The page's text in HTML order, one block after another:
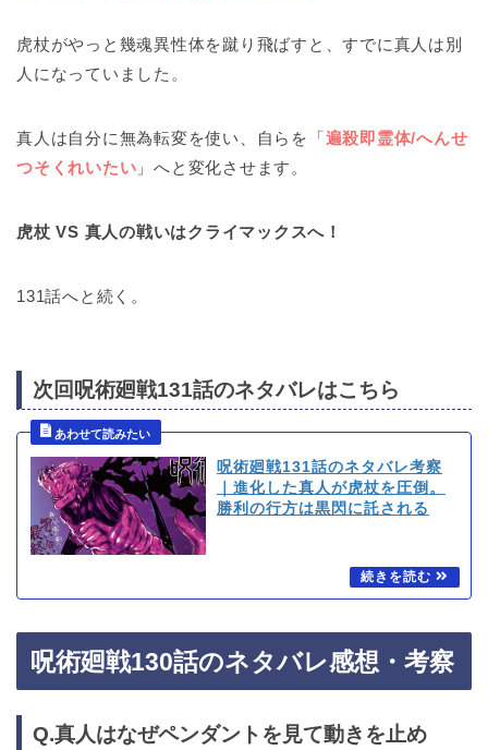
虎杖がやっと幾魂異性体を蹴り飛ばすと、すでに真人は別
人になっていました。
真人は自分に無為転変を使い、自らを「遍殺即霊体/へんせ
つそくれいたい 」へと変化させます。
虎杖 VS 真人の戦いはクライマックスへ！
131話へと続く。
次回呪術廻戦131話のネタバレはこちら
呪術廻戦131話のネタバレ考察
｜進化した真人が虎杖を圧倒。
勝利の行方は黒閃に託される
呪術廻戦130話のネタバレ感想・考察
Q.真人はなぜペンダントを見て動きを止め